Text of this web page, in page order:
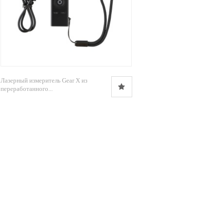
Лазерный измеритель Gear X из
переработанного...